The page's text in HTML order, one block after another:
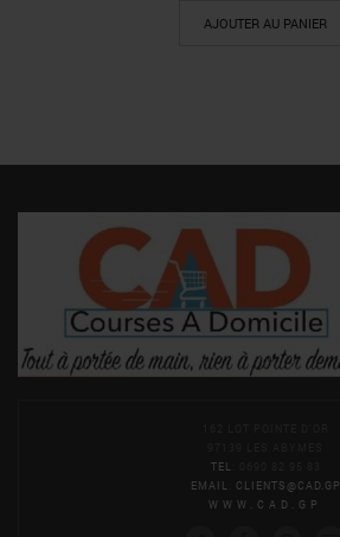
AJOUTER AU PANIER
TEL
EMAIL
CLIENTS@CAD.GP
WWW.CAD.GP